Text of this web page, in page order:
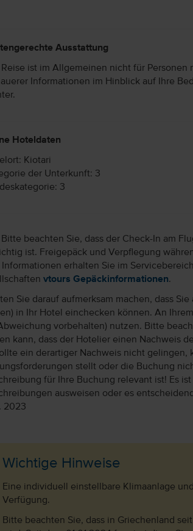
Ausstattung
Reise ist im Allgemeinen nicht für
Informationen im Hinblick auf Ihre
Hoteldaten
Kiotari
der Unterkunft: 3
3
beachten Sie, dass der Check-In am
ist. Freigepäck und Verpflegung
erhalten Sie im
vtours Gepäckinformationen.
Sie darauf aufmerksam machen, dass
in Ihr Hotel einchecken können. An
vorbehalten) nutzen. Bitte
kann, dass der Hotelier einen Nachweis
ein derartiger Nachweis nicht gelingen,
stellt oder die Buchung
für Ihre Buchung relevant ist! Es
ausweisen oder es
2023
Wichtige Hinweise
Eine individuell einstellbare Klimaanlage
Verfügung.
Bitte beachten Sie, dass in Griechenland